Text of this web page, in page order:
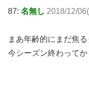
87: 名無し 2018/12/
まあ年齢的にまだ焦
今シーズン終わって